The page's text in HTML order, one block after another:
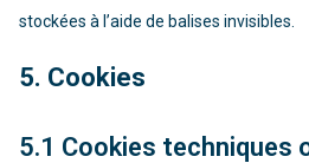
stockées à l’aide de balises invisibles.
5. Cookies
5.1 Cookies techniques